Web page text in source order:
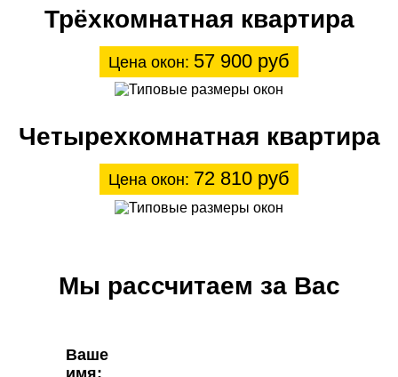
Трёхкомнатная квартира
Цена окон: 57 900 руб
Четырехкомнатная квартира
Цена окон: 72 810 руб
Мы рассчитаем за Вас
Ваше